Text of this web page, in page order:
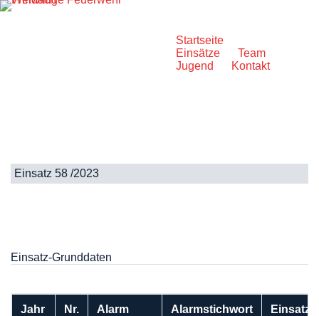
Zum
Startseite
Einsätze
Team
Jugend
Kontakt
Einsatz 58 /2023
Einsatz-Grunddaten
Jahr Nr. Alarm Alarmstichwort